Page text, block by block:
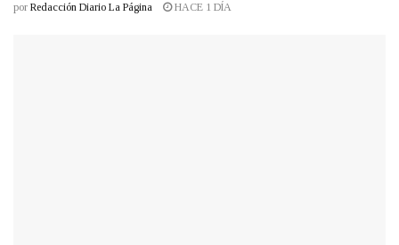
por Redacción Diario La Página HACE 1 DÍA